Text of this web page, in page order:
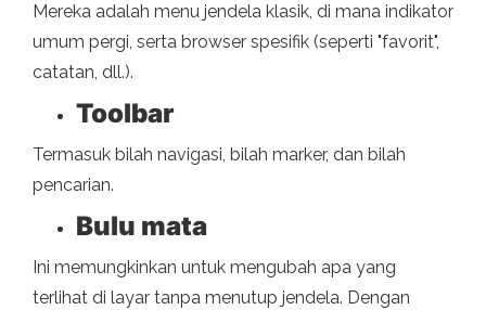
Mereka adalah menu jendela klasik, di mana indikator
umum pergi, serta browser spesifik (seperti "favorit",
catatan, dll.).
Toolbar
Termasuk bilah navigasi, bilah marker, dan bilah
pencarian.
Bulu mata
Ini memungkinkan untuk mengubah apa yang
terlihat di layar tanpa menutup jendela. Dengan